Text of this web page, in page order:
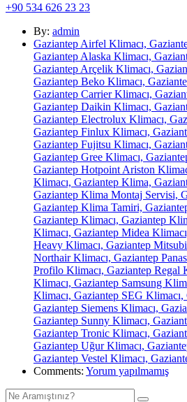
+90 534 626 23 23
By: admin
Gaziantep Airfel Klimacı,
Gaziantep Alaska Klimacı,
Gaziantep Arçelik Klimacı,
Gaziantep Beko Klimacı,
Gaziantep Carrier Klimacı,
Gaziantep Daikin Klimacı,
Gaziantep Electrolux Klimacı,
Gaziantep Finlux Klimacı,
Gaziantep Fujitsu Klimacı,
Gaziantep Gree Klimacı,
Gaziantep Hotpoint Ariston
Klimacı, Gaziantep Klima,
Gaziantep Klima Montaj Servisi,
Gaziantep Klima Tamiri,
Gaziantep Klimacı, Gaziantep
Klimacı, Gaziantep Midea
Heavy Klimacı, Gaziantep
Northair Klimacı, Gaziantep
Profilo Klimacı, Gaziantep Regal
Klimacı, Gaziantep Samsung
Klimacı, Gaziantep SEG
Gaziantep Siemens Klimacı,
Gaziantep Sunny Klimacı,
Gaziantep Tronic Klimacı,
Gaziantep Uğur Klimacı,
Gaziantep Vestel Klimacı,
Comments: Yorum yapılmamış